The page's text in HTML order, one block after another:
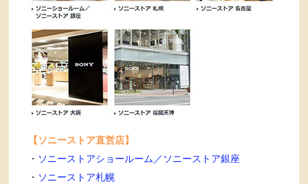
【ソニーストア直営店】
・ ソニーストアショールーム／ソニーストア銀座
・ ソニーストア札幌